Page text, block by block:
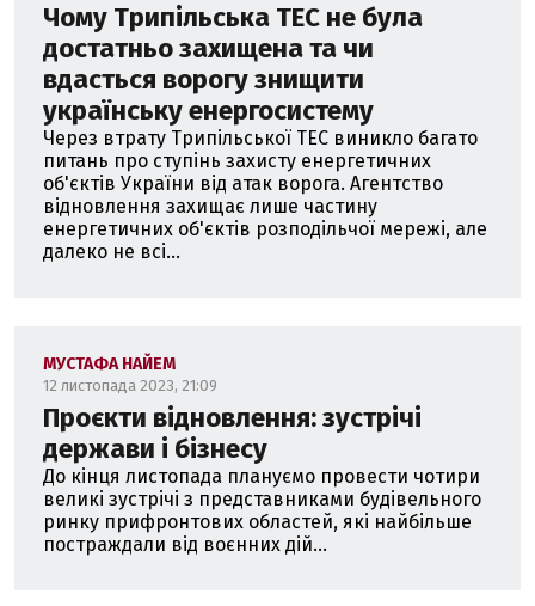
Чому Трипільська ТЕС не була
достатньо захищена та чи
вдасться ворогу знищити
українську енергосистему
Через втрату Трипільської ТЕС виникло багато
питань про ступінь захисту енергетичних
об'єктів України від атак ворога. Агентство
відновлення захищає лише частину
енергетичних об'єктів розподільчої мережі, але
далеко не всі...
МУСТАФА НАЙЕМ
12 листопада 2023, 21:09
Проєкти відновлення: зустрічі
держави і бізнесу
До кінця листопада плануємо провести чотири
великі зустрічі з представниками будівельного
ринку прифронтових областей, які найбільше
постраждали від воєнних дій...